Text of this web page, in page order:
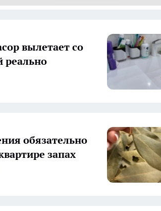
вылетает со
реально
обязательно
запах